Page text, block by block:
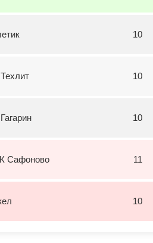
10
10
10
Сафоново 11
10